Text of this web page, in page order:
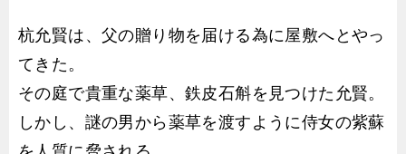
杭允賢は、父の贈り物を届ける為に屋敷へとやっ
てきた。
その庭で貴重な薬草、鉄皮石斛を見つけた允賢。
しかし、謎の男から薬草を渡すように侍女の紫蘇